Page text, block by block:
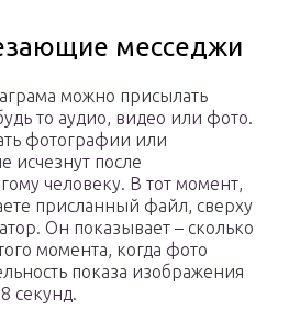
месседжи
можно присылать
то аудио, видео или фото.
фотографии или
исчезнут после
человеку. В тот момент,
присланный файл, сверху
Он показывает – сколько
момента, когда фото
показа изображения
секунд.